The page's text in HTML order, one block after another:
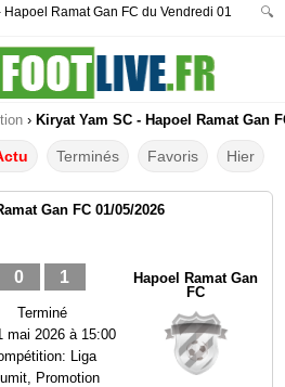
Hapoel Ramat Gan FC du Vendredi 01
🔍
› Kiryat Yam SC - Hapoel Ramat Gan
Terminés Favoris Hier
Gan FC 01/05/2026
0 1
Terminé
mai 2026 à 15:00
Liga
Promotion
Hapoel Ramat Gan
FC